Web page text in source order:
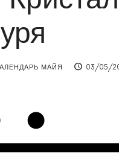
МАЙЯ 03/05/